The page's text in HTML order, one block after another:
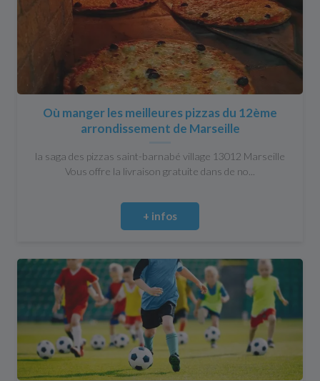
Où manger les meilleures pizzas du 12ème
arrondissement de Marseille
la saga des pizzas saint-barnabé village 13012 Marseille
Vous offre la livraison gratuite dans de no...
+ infos